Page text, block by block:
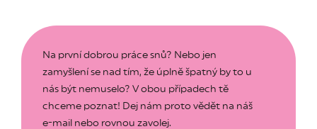
Na první dobrou práce snů? Nebo jen
zamyšlení se nad tím, že úplně špatný by to u
nás být nemuselo? V obou případech tě
chceme poznat! Dej nám proto vědět na náš
e-mail nebo rovnou zavolej.